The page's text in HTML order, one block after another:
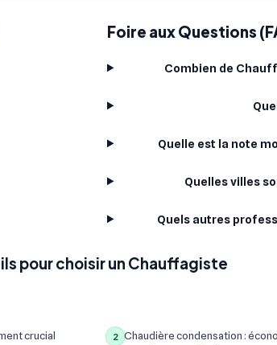
Foire aux Questions
Combien de
Quelle est la note
Quelles villes
Quels autres
pour choisir un Chauffagiste
crucial 2 Chaudière condensation :